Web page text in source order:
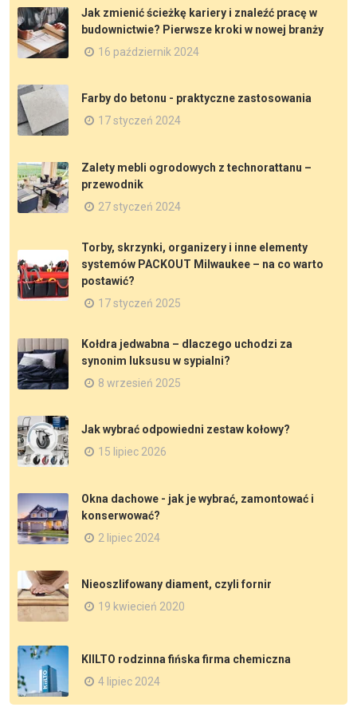
Jak zmienić ścieżkę kariery i znaleźć pracę w
budownictwie? Pierwsze kroki w nowej branży
16 październik 2024
Farby do betonu - praktyczne zastosowania
17 styczeń 2024
Zalety mebli ogrodowych z technorattanu –
przewodnik
27 styczeń 2024
Torby, skrzynki, organizery i inne elementy
systemów PACKOUT Milwaukee – na co warto
postawić?
17 styczeń 2025
Kołdra jedwabna – dlaczego uchodzi za
synonim luksusu w sypialni?
8 wrzesień 2025
Jak wybrać odpowiedni zestaw kołowy?
15 lipiec 2026
Okna dachowe - jak je wybrać, zamontować i
konserwować?
2 lipiec 2024
Nieoszlifowany diament, czyli fornir
19 kwiecień 2020
KIILTO rodzinna fińska firma chemiczna
4 lipiec 2024